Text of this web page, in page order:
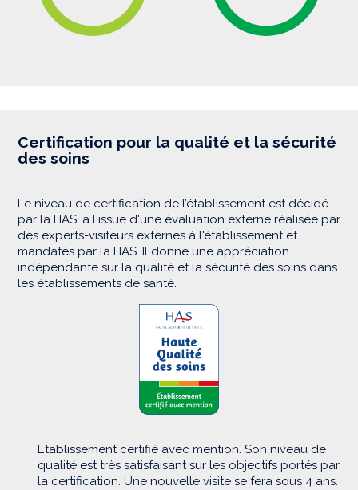
Certification pour la qualité et la sécurité
des soins
Le niveau de certification de l’établissement est décidé
par la HAS, à l'issue d'une évaluation externe réalisée par
des experts-visiteurs externes à l'établissement et
mandatés par la HAS. Il donne une appréciation
indépendante sur la qualité et la sécurité des soins dans
les établissements de santé.
Etablissement certifié avec mention. Son niveau de
qualité est très satisfaisant sur les objectifs portés par
la certification. Une nouvelle visite se fera sous 4 ans.